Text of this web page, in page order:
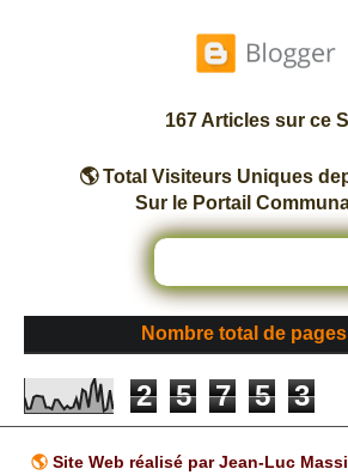
167 Articles sur ce
🌎 Total Visiteurs Uniques
Sur le Portail
Nombre total de
2 5 7 5 3
🌎 Site Web réalisé par Jean-Luc